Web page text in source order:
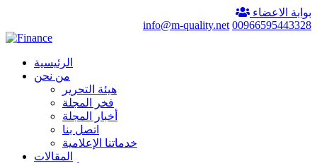
بوابة الاعضاء
00966595443328
info@m-quality.net
الرئيسية
من نحن
هيئة التحرير
فخر المجلة
أخبار المجلة
اتصل بنا
خدماتنا الإعلامية
المقالات